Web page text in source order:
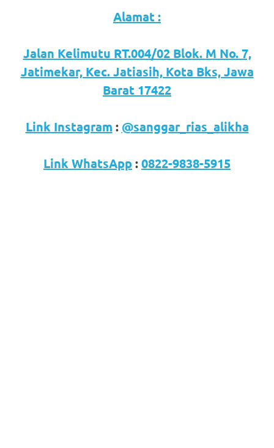
Alamat :
Jalan Kelimutu RT.004/02 Blok. M No. 7,
Jatimekar, Kec. Jatiasih, Kota Bks, Jawa
Barat 17422
Link Instagram : @sanggar_rias_alikha
Link WhatsApp:0822-9838-5915